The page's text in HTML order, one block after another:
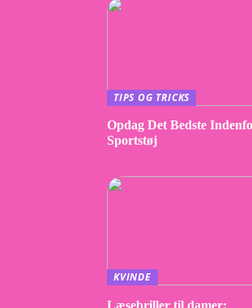
TIPS OG TRICKS
Opdag Det Bedste
Sportstøj
KVINDE
Læsebriller til damer: